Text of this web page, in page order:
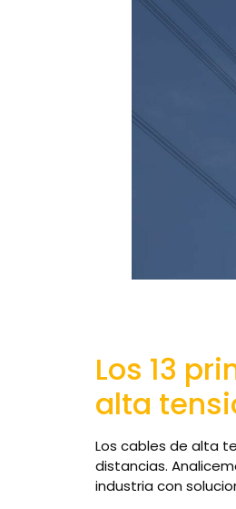
Los 13
alta
Los cables de alta
distancias.
industria con